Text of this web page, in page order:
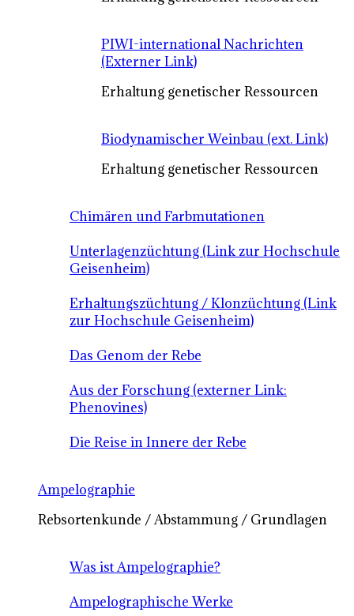
PIWI-international Nachrichten
(Externer Link)
Erhaltung genetischer Ressourcen
Biodynamischer Weinbau (ext. Link)
Erhaltung genetischer Ressourcen
Chimären und Farbmutationen
Unterlagenzüchtung (Link zur Hochschule
Geisenheim)
Erhaltungszüchtung / Klonzüchtung (Link
zur Hochschule Geisenheim)
Das Genom der Rebe
Aus der Forschung (externer Link:
Phenovines)
Die Reise in Innere der Rebe
Ampelographie
Rebsortenkunde / Abstammung / Grundlagen
Was ist Ampelographie?
Ampelographische Werke